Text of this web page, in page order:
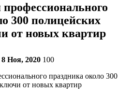
300 полицейских
от новых квартир
8 Ноя, 2020 100